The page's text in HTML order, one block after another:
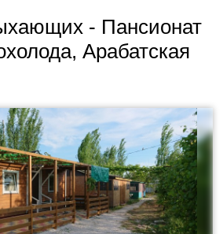
- Пансионат
Арабатская